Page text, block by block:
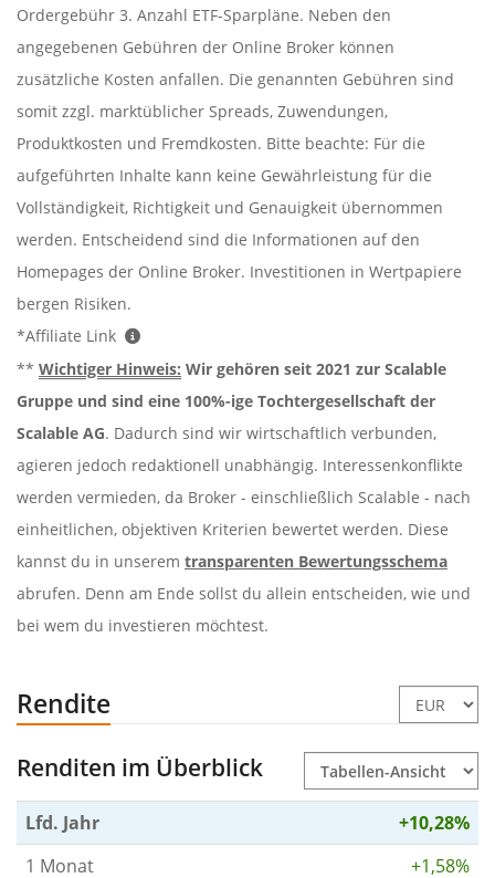
Ordergebühr 3. Anzahl ETF-Sparpläne. Neben den
angegebenen Gebühren der Online Broker können
zusätzliche Kosten anfallen. Die genannten Gebühren sind
somit zzgl. marktüblicher Spreads, Zuwendungen,
Produktkosten und Fremdkosten. Bitte beachte: Für die
aufgeführten Inhalte kann keine Gewährleistung für die
Vollständigkeit, Richtigkeit und Genauigkeit übernommen
werden. Entscheidend sind die Informationen auf den
Homepages der Online Broker. Investitionen in Wertpapiere
bergen Risiken.
*Affiliate Link
** Wichtiger Hinweis: Wir gehören seit 2021 zur Scalable
Gruppe und sind eine 100%-ige Tochtergesellschaft der
Scalable AG. Dadurch sind wir wirtschaftlich verbunden,
agieren jedoch redaktionell unabhängig. Interessenkonflikte
werden vermieden, da Broker - einschließlich Scalable - nach
einheitlichen, objektiven Kriterien bewertet werden. Diese
kannst du in unserem transparenten Bewertungsschema
abrufen. Denn am Ende sollst du allein entscheiden, wie und
bei wem du investieren möchtest.
Rendite
Renditen im Überblick
Lfd. Jahr
+10,28%
1 Monat
+1,58%